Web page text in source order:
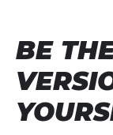
BE
BE